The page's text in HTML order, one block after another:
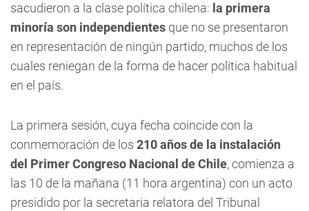
sacudieron a la clase política chilena: la primera
minoría son independientes que no se presentaron
en representación de ningún partido, muchos de los
cuales reniegan de la forma de hacer política habitual
en el país.
La primera sesión, cuya fecha coincide con la
conmemoración de los 210 años de la instalación
del Primer Congreso Nacional de Chile, comienza a
las 10 de la mañana (11 hora argentina) con un acto
presidido por la secretaria relatora del Tribunal